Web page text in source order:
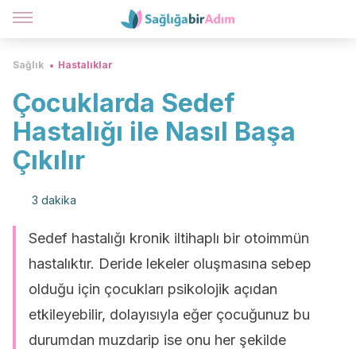
Sağlık Hastalıklar
Çocuklarda Sedef
Hastalığı ile Nasıl Başa
Çıkılır
3 dakika
Sedef hastalığı kronik iltihaplı bir otoimmün
hastalıktır. Deride lekeler oluşmasına sebep
olduğu için çocukları psikolojik açıdan
etkileyebilir, dolayısıyla eğer çocuğunuz bu
durumdan muzdarip ise onu her şekilde